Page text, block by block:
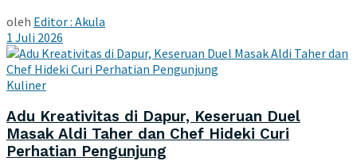
oleh Editor : Akula
1 Juli 2026
Kuliner
Adu Kreativitas di Dapur, Keseruan Duel
Masak Aldi Taher dan Chef Hideki Curi
Perhatian Pengunjung